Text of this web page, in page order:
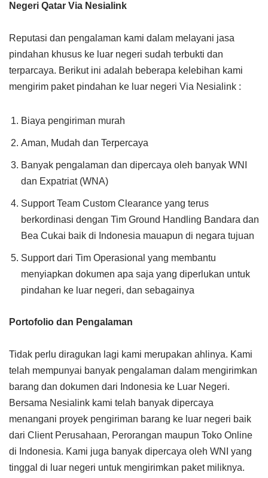
Negeri Qatar Via Nesialink
Reputasi dan pengalaman kami dalam melayani jasa
pindahan khusus ke luar negeri sudah terbukti dan
terparcaya. Berikut ini adalah beberapa kelebihan kami
mengirim paket pindahan ke luar negeri Via Nesialink :
Biaya pengiriman murah
Aman, Mudah dan Terpercaya
Banyak pengalaman dan dipercaya oleh banyak WNI
dan Expatriat (WNA)
Support Team Custom Clearance yang terus
berkordinasi dengan Tim Ground Handling Bandara dan
Bea Cukai baik di Indonesia mauapun di negara tujuan
Support dari Tim Operasional yang membantu
menyiapkan dokumen apa saja yang diperlukan untuk
pindahan ke luar negeri, dan sebagainya
Portofolio dan Pengalaman
Tidak perlu diragukan lagi kami merupakan ahlinya. Kami
telah mempunyai banyak pengalaman dalam mengirimkan
barang dan dokumen dari Indonesia ke Luar Negeri.
Bersama Nesialink kami telah banyak dipercaya
menangani proyek pengiriman barang ke luar negeri baik
dari Client Perusahaan, Perorangan maupun Toko Online
di Indonesia. Kami juga banyak dipercaya oleh WNI yang
tinggal di luar negeri untuk mengirimkan paket miliknya.